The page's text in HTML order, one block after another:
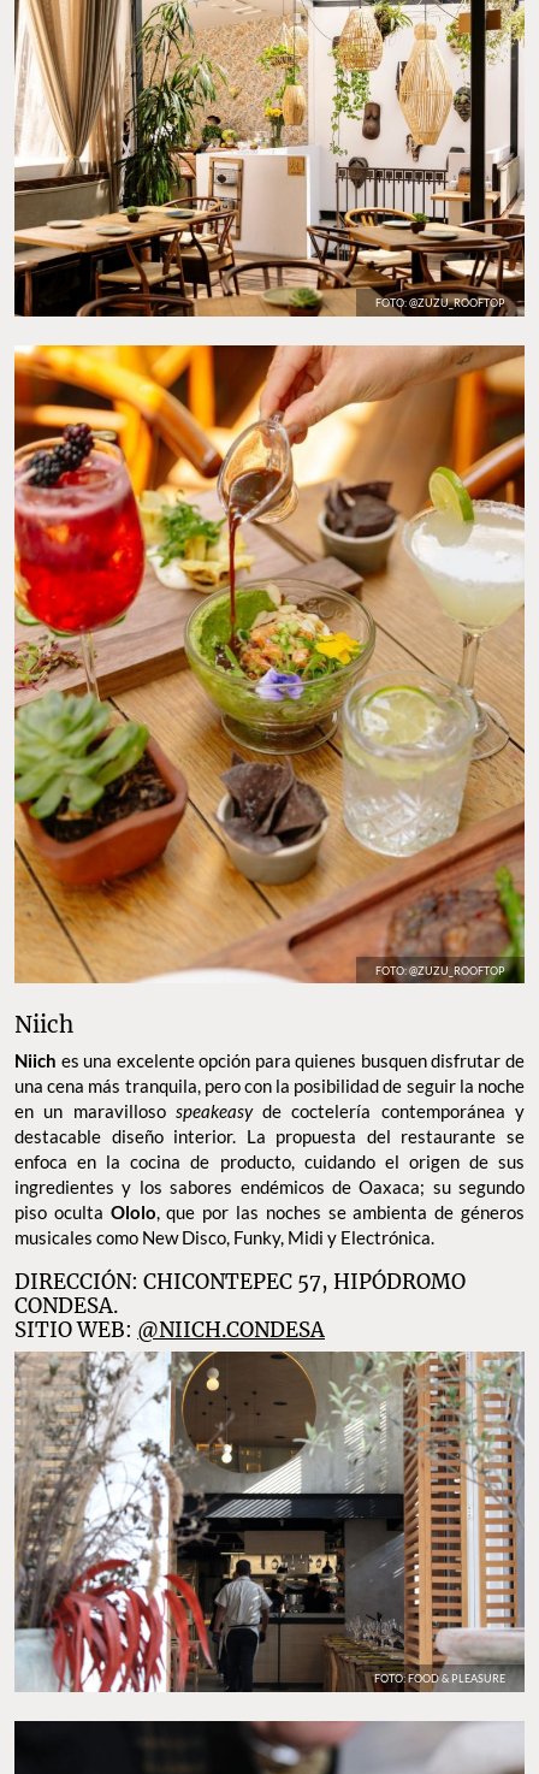
FOTO: @ZUZU_ROOFTOP
FOTO: @ZUZU_ROOFTOP
Niich
Niich es una excelente opción para quienes busquen disfrutar de
una cena más tranquila, pero con la posibilidad de seguir la noche
en un maravilloso speakeasyde coctelería contemporánea y
destacable diseño interior. La propuesta del restaurante se
enfoca en la cocina de producto, cuidando el origen de sus
ingredientes y los sabores endémicos de Oaxaca; su segundo
piso oculta Ololo, que por las noches se ambienta de géneros
musicales como New Disco, Funky, Midi y Electrónica.
DIRECCIÓN: CHICONTEPEC 57, HIPÓDROMO
CONDESA.
SITIO WEB: @NIICH.CONDESA
FOTO: FOOD & PLEASURE